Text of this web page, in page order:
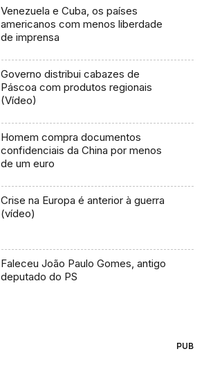
Venezuela e Cuba, os países
americanos com menos liberdade
de imprensa
Governo distribui cabazes de
Páscoa com produtos regionais
(Vídeo)
Homem compra documentos
confidenciais da China por menos
de um euro
Crise na Europa é anterior à guerra
(vídeo)
Faleceu João Paulo Gomes, antigo
deputado do PS
PUB